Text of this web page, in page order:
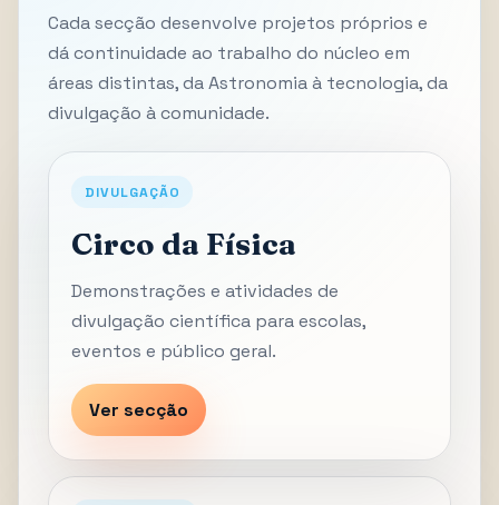
Cada secção desenvolve projetos próprios e
dá continuidade ao trabalho do núcleo em
áreas distintas, da Astronomia à tecnologia, da
divulgação à comunidade.
DIVULGAÇÃO
Circo da Física
Demonstrações e atividades de
divulgação científica para escolas,
eventos e público geral.
Ver secção